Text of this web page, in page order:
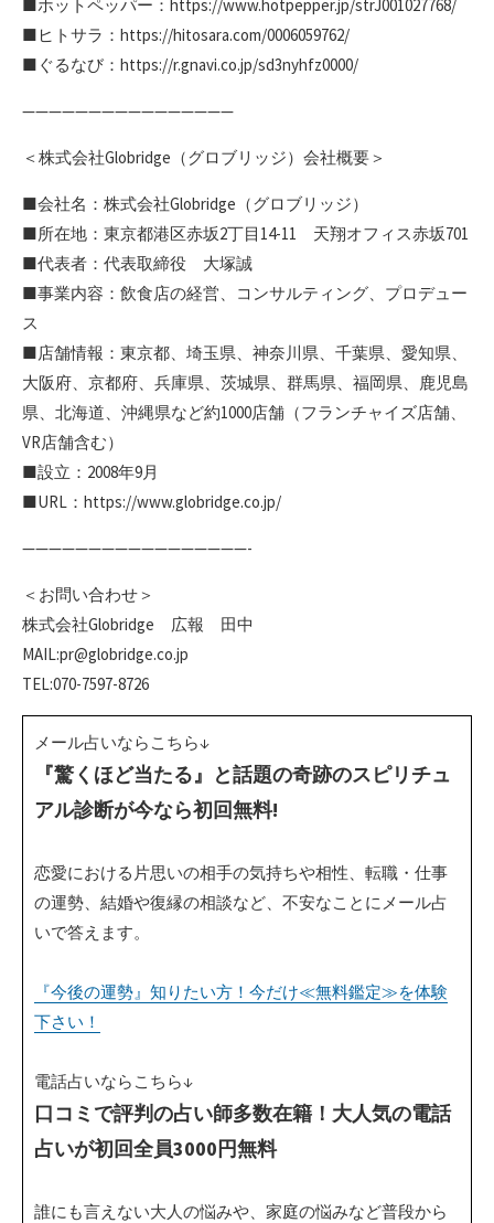
■ホットペッパー：https://www.hotpepper.jp/strJ001027768/
■ヒトサラ：https://hitosara.com/0006059762/
■ぐるなび：https://r.gnavi.co.jp/sd3nyhfz0000/
————————————————
＜株式会社Globridge（グロブリッジ）会社概要＞
■会社名：株式会社Globridge（グロブリッジ）
■所在地：東京都港区赤坂2丁目14-11 天翔オフィス赤坂701
■代表者：代表取締役 大塚誠
■事業内容：飲食店の経営、コンサルティング、プロデュー
ス
■店舗情報：東京都、埼玉県、神奈川県、千葉県、愛知県、
大阪府、京都府、兵庫県、茨城県、群馬県、福岡県、鹿児島
県、北海道、沖縄県など約1000店舗（フランチャイズ店舗、
VR店舗含む）
■設立：2008年9月
■URL：https://www.globridge.co.jp/
—————————————————-
＜お問い合わせ＞
株式会社Globridge 広報 田中
MAIL:pr@globridge.co.jp
TEL:070-7597-8726
メール占いならこちら↓
『驚くほど当たる』と話題の奇跡のスピリチュ
アル診断が今なら初回無料!
恋愛における片思いの相手の気持ちや相性、転職・仕事
の運勢、結婚や復縁の相談など、不安なことにメール占
いで答えます。
『今後の運勢』知りたい方！今だけ≪無料鑑定≫を体験
下さい！
電話占いならこちら↓
口コミで評判の占い師多数在籍！大人気の電話
占いが初回全員3000円無料
誰にも言えない大人の悩みや、家庭の悩みなど普段から